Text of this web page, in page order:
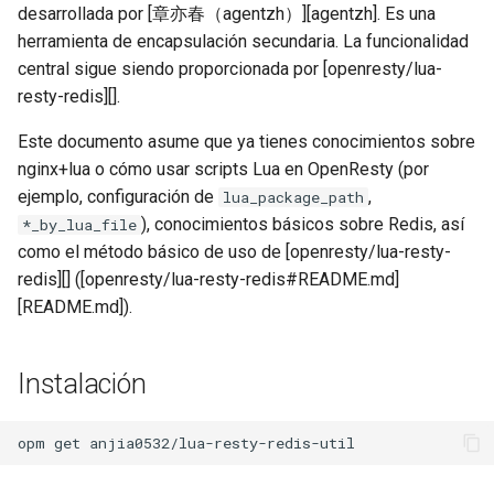
captcha
cgi
combined-upstreams
compression-normalize
compression-vary
concat
desarrollada por [章亦春（agentzh）][agentzh]. Es una
herramienta de encapsulación secundaria. La funcionalidad
central sigue siendo proporcionada por [openresty/lua-
resty-redis][].
Este documento asume que ya tienes conocimientos sobre
nginx+lua o cómo usar scripts Lua en OpenResty (por
ejemplo, configuración de lua_package_path ,
*_by_lua_file ), conocimientos básicos sobre Redis, así
como el método básico de uso de [openresty/lua-resty-
redis][] ([openresty/lua-resty-redis#README.md]
[README.md]).
Instalación
opm get